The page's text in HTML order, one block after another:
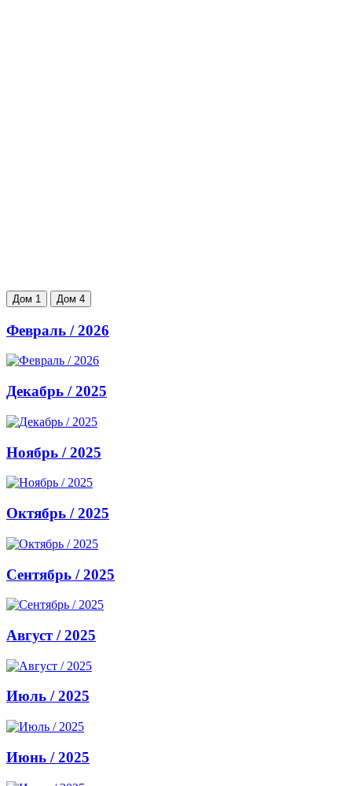
Дом 1 Дом 4
Февраль / 2026
Декабрь / 2025
Ноябрь / 2025
Октябрь / 2025
Сентябрь / 2025
Август / 2025
Июль / 2025
Июнь / 2025